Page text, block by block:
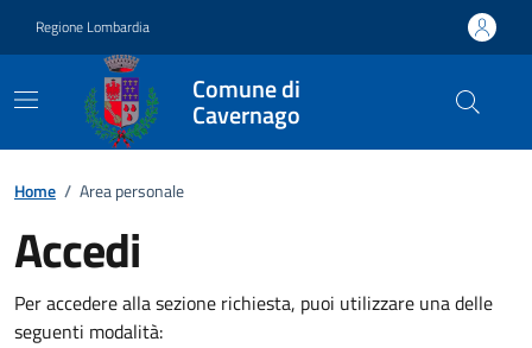
Regione Lombardia
Comune di
Cavernago
Home / Area personale
Accedi
Per accedere alla sezione richiesta, puoi utilizzare una delle
seguenti modalità: